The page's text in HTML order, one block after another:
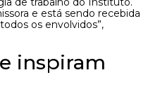
e está sendo recebida
os envolvidos”,
inspiram